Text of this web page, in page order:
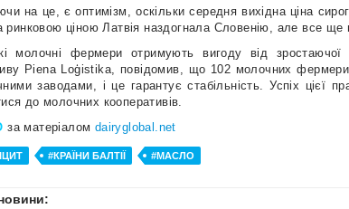
на це, є оптимізм, оскільки середня вихідна ціна
ринковою ціною Латвія наздогнала Словенію, але все ще
молочні фермери отримують вигоду від
Piena Loģistika, повідомив, що 102 молочних
заводами, і це гарантує стабільність. Успіх цієї
до молочних кооперативів.
за матеріалом dairyglobal.net
#КРАЇНИ БАЛТІЇ #МАСЛО